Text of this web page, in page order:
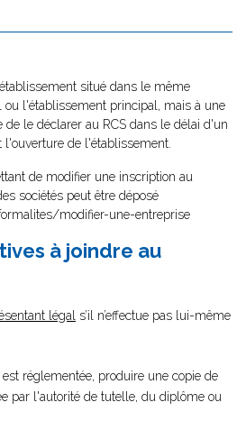
situé dans le même
ou l'établissement principal, mais à une
de le déclarer au RCS dans le délai d'un
de l'établissement.
de modifier une inscription au
sociétés peut être déposé
modifier-une-entreprise
à joindre au
légal s’il n’effectue pas lui-même
réglementée, produire une copie de
par l'autorité de tutelle, du diplôme ou